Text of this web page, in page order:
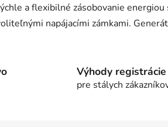
a flexibilné zásobovanie
napájacími zámkami.
Výhody registrácie
pre stálych